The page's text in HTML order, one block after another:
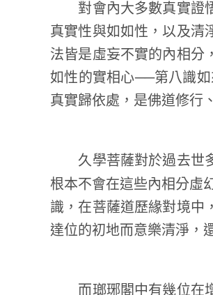
對會內大多數真實證悟
真實性與如如性，以及清
法皆是虛妄不實的內相分
如性的實相心──第八識
真實歸依處，是佛道修行
久學菩薩對於過去世多
根本不會在這些內相分虛
識，在菩薩道歷緣對境中
達位的初地而意樂清淨，
而瑯琊閣中有幾位在增